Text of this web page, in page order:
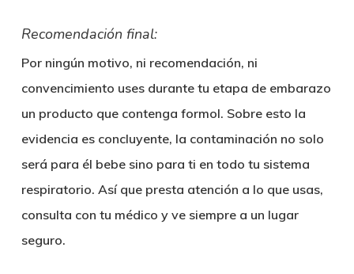
Recomendación final:
Por ningún motivo, ni recomendación, ni
convencimiento uses durante tu etapa de embarazo
un producto que contenga formol. Sobre esto la
evidencia es concluyente, la contaminación no solo
será para él bebe sino para ti en todo tu sistema
respiratorio. Así que presta atención a lo que usas,
consulta con tu médico y ve siempre a un lugar
seguro.